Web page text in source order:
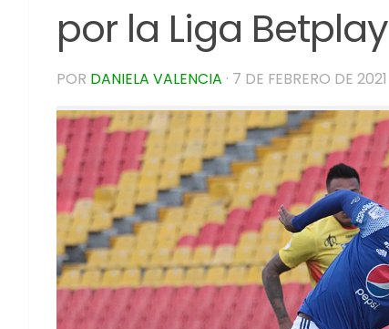
por la Liga Betplay
POR DANIELA VALENCIA · 7 DE FEBRERO DE 2021